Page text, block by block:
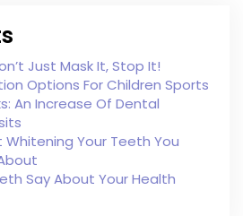
Just Mask It, Stop It!
Options For Children Sports
An Increase Of Dental
Your Teeth You
Say About Your Health